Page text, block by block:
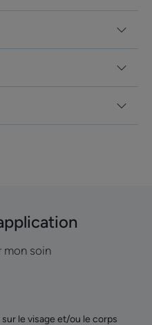
mon soin
le visage et/ou le corps